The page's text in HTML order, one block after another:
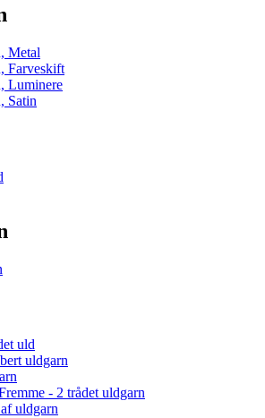
Metal
Farveskift
Luminere
Satin
uld
uldgarn
- 2 trådet uldgarn
uldgarn